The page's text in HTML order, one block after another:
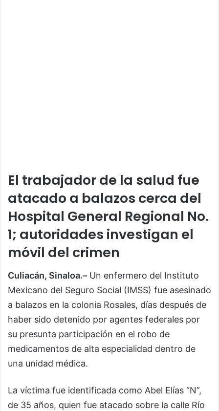
El trabajador de la salud fue
atacado a balazos cerca del
Hospital General Regional No.
1; autoridades investigan el
móvil del crimen
Culiacán, Sinaloa.– Un enfermero del Instituto
Mexicano del Seguro Social (IMSS) fue asesinado
a balazos en la colonia Rosales, días después de
haber sido detenido por agentes federales por
su presunta participación en el robo de
medicamentos de alta especialidad dentro de
una unidad médica.
La víctima fue identificada como Abel Elías “N”,
de 35 años, quien fue atacado sobre la calle Río